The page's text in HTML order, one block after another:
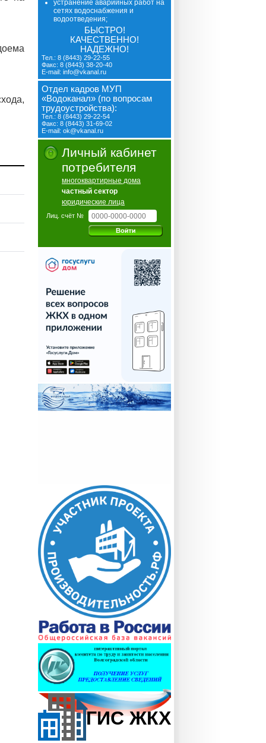
устранение аварийных работ на
сетях водоснабжения и
водоотведения;
БЫСТРО!
КАЧЕСТВЕННО!
НАДЕЖНО!
Тел.: 8 (8443) 29-22-55
Факс: 8 (8443) 38-20-40
E-mail: info@vkanal.ru
Отдел кадров МУП
«Водоканал» (по вопросам
трудоустройства):
Тел.: 8 (8443) 29-22-54
Факс: 8 (8443) 31-69-02
E-mail: ok@vkanal.ru
Личный кабинет
потребителя
многоквартирные дома
частный сектор
юридические лица
Лиц. счёт №
ГИС ЖКХ